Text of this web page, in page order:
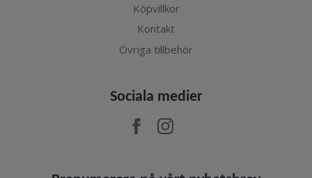
Köpvillkor
Kontakt
Övriga tillbehör
Sociala medier